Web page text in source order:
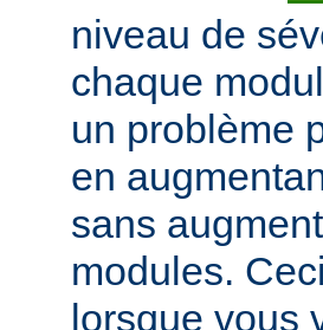
niveau de
chaque
un problème
en
sans
modules.
lorsque vous